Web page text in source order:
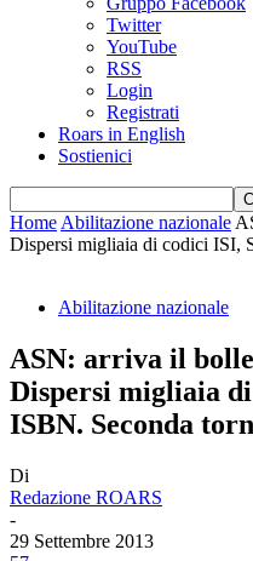
Twitter
YouTube
RSS
Login
Registrati
Roars in English
Sostienici
Home Abilitazione nazionale
Dispersi migliaia di codici ISI,
Abilitazione nazionale
ASN: arriva il
Dispersi migliaia
ISBN. Seconda
Di
Redazione ROARS
-
29 Settembre 2013